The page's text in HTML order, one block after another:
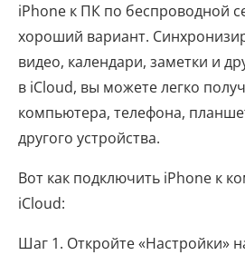
iPhone к ПК по беспроводной
хороший вариант.
видео, календари, заметки и
в iCloud, вы можете легко
компьютера, телефона,
другого устройства.
Вот как подключить iPhone к
iCloud:
Шаг 1. Откройте «Настройки»